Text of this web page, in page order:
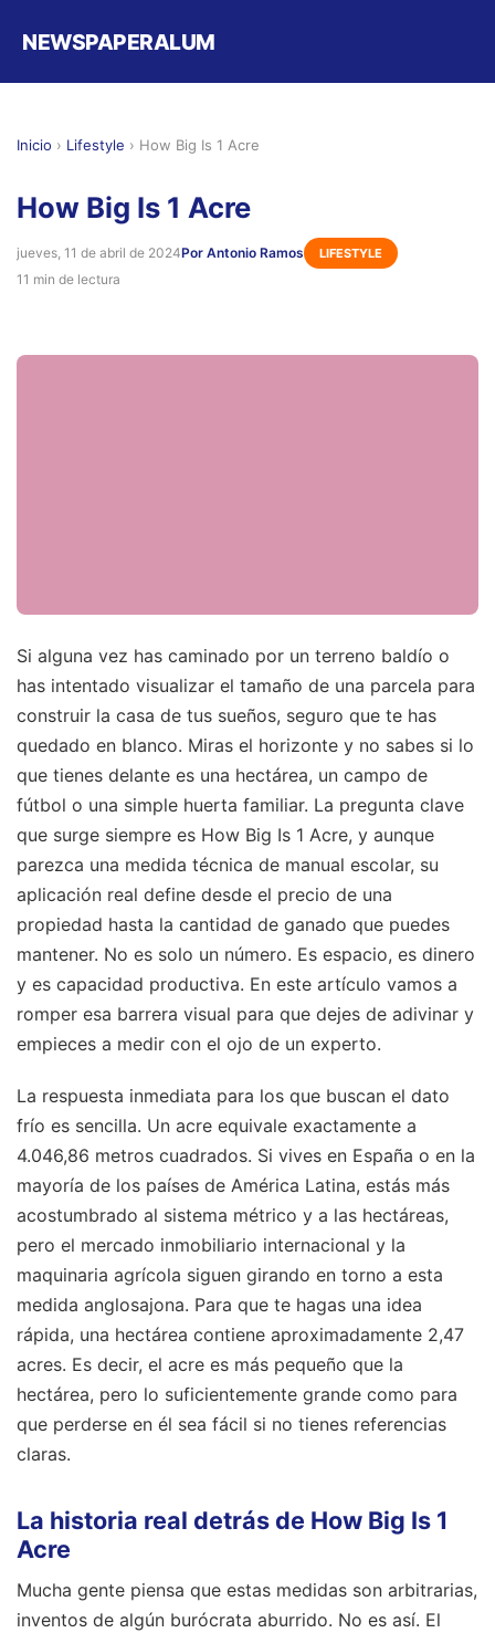
NEWSPAPERALUM
Inicio › Lifestyle › How Big Is 1 Acre
How Big Is 1 Acre
jueves, 11 de abril de 2024Por Antonio Ramos LIFESTYLE
11 min de lectura
Si alguna vez has caminado por un terreno baldío o
has intentado visualizar el tamaño de una parcela para
construir la casa de tus sueños, seguro que te has
quedado en blanco. Miras el horizonte y no sabes si lo
que tienes delante es una hectárea, un campo de
fútbol o una simple huerta familiar. La pregunta clave
que surge siempre es How Big Is 1 Acre, y aunque
parezca una medida técnica de manual escolar, su
aplicación real define desde el precio de una
propiedad hasta la cantidad de ganado que puedes
mantener. No es solo un número. Es espacio, es dinero
y es capacidad productiva. En este artículo vamos a
romper esa barrera visual para que dejes de adivinar y
empieces a medir con el ojo de un experto.
La respuesta inmediata para los que buscan el dato
frío es sencilla. Un acre equivale exactamente a
4.046,86 metros cuadrados. Si vives en España o en la
mayoría de los países de América Latina, estás más
acostumbrado al sistema métrico y a las hectáreas,
pero el mercado inmobiliario internacional y la
maquinaria agrícola siguen girando en torno a esta
medida anglosajona. Para que te hagas una idea
rápida, una hectárea contiene aproximadamente 2,47
acres. Es decir, el acre es más pequeño que la
hectárea, pero lo suficientemente grande como para
que perderse en él sea fácil si no tienes referencias
claras.
La historia real detrás de How Big Is 1
Acre
Mucha gente piensa que estas medidas son arbitrarias,
inventos de algún burócrata aburrido. No es así. El